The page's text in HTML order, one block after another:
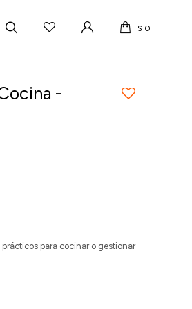
$ 0
-
para cocinar o gestionar